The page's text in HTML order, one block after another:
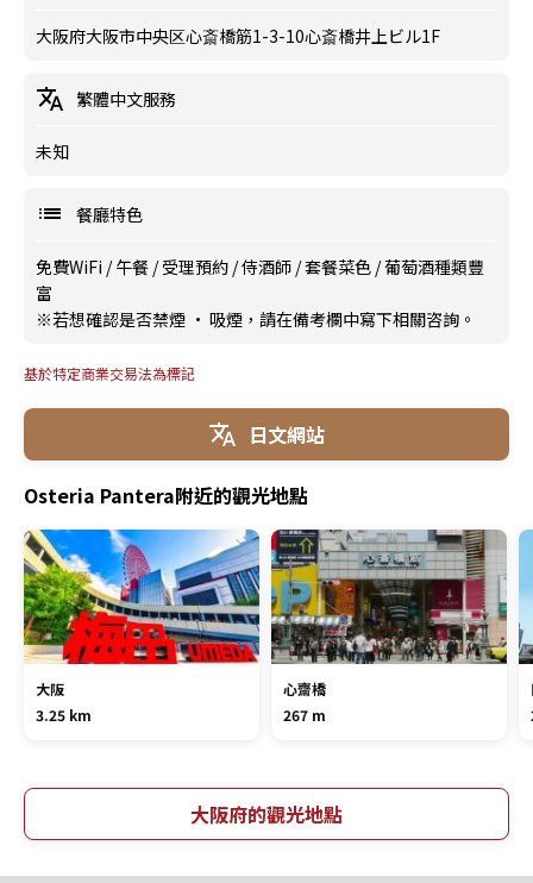
大阪府大阪市中央区心斎橋筋1-3-10心斎橋井上ビル1F
繁體中文服務
未知
餐廳特色
免費WiFi /午餐 /受理預約 /侍酒師 /套餐菜色 /葡萄酒種類豐
富
※若想確認是否禁煙 · 吸煙，請在備考欄中寫下相關咨詢。
基於特定商業交易法為標記
日文網站
Osteria Pantera附近的觀光地點
大阪
3.25 km
心齋橋
267 m
大阪府的觀光地點